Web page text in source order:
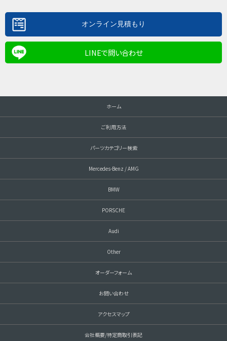
LINEで問い合わせ
ホーム
ご利用方法
パーツカテゴリー検索
Mercedes-Benz / AMG
BMW
PORSCHE
Audi
Other
オーダーフォーム
お問い合わせ
アクセスマップ
会社概要/特定商取引表記